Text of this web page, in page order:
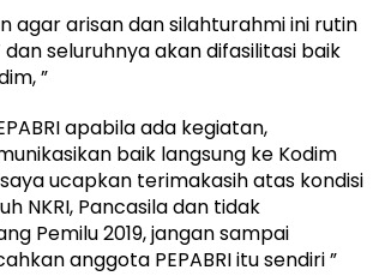
agar arisan dan silahturahmi ini rutin
seluruhnya akan difasilitasi baik
”
apabila ada kegiatan,
baik langsung ke Kodim
ucapkan terimakasih atas kondisi
NKRI, Pancasila dan tidak
Pemilu 2019, jangan sampai
anggota PEPABRI itu sendiri ”